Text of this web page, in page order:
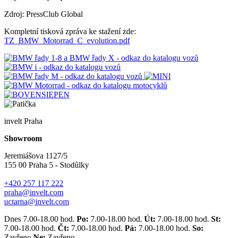
Zdroj: PressClub Global
Kompletní tisková zpráva ke stažení zde:
TZ_BMW_Motorrad_C_evolution.pdf
invelt Praha
Showroom
Jeremiášova 1127/5
155 00 Praha 5 - Stodůlky
+420 257 117 222
praha@invelt.com
uctarna@invelt.com
Dnes 7.00-18.00 hod. Po: 7.00-18.00 hod. Út: 7.00-18.00 hod. St:
7.00-18.00 hod. Čt: 7.00-18.00 hod. Pá: 7.00-18.00 hod. So: